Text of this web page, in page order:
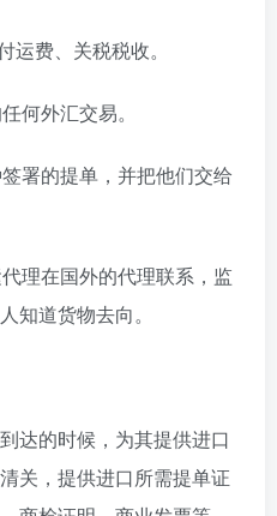
运费、关税税收。
何外汇交易。
署的提单，并把他们交给
理在国外的代理联系，监
知道货物去向。
达的时候，为其提供进口
关，提供进口所需提单证